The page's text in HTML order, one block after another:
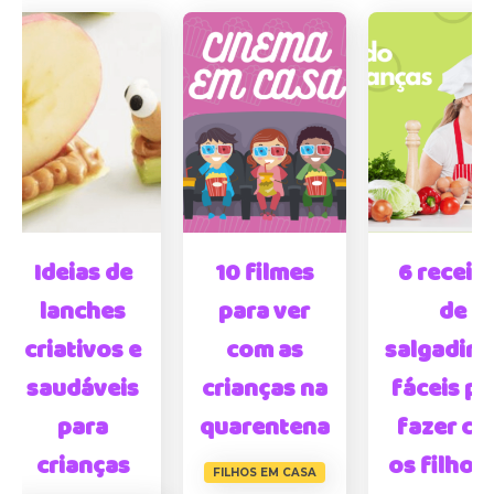
Ideias de
lanches
criativos e
saudáveis
para
crianças
10 filmes
para ver
com as
crianças na
quarentena
FILHOS EM CASA
6
de
fáceis
fazer
os filhos